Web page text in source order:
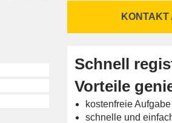
KONTAKT
Schnell
Vorteile
kostenfreie
schnelle und